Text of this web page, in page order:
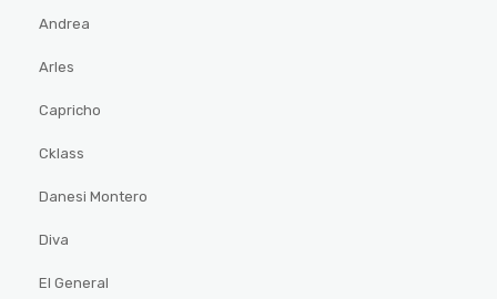
Andrea
Arles
Capricho
Cklass
Danesi Montero
Diva
El General